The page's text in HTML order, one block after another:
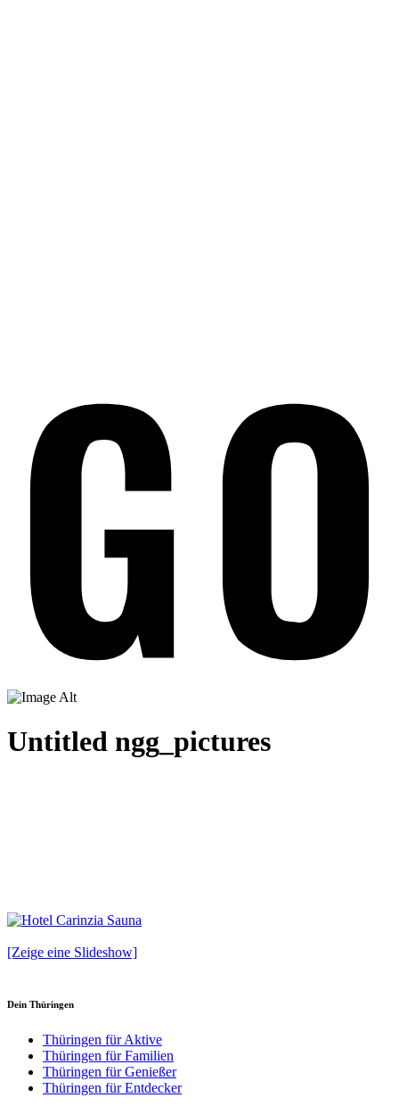
Untitled ngg_pictures
[Zeige eine Slideshow]
Dein Thüringen
Thüringen für Aktive
Thüringen für Familien
Thüringen für Genießer
Thüringen für Entdecker